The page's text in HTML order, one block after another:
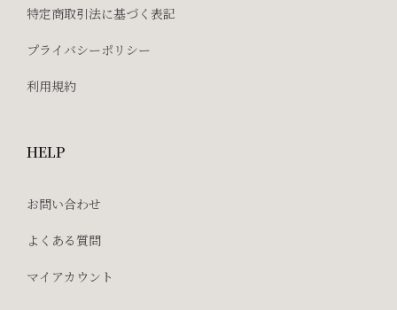
特定商取引法に基づく表記
プライバシーポリシー
利用規約
HELP
お問い合わせ
よくある質問
マイアカウント